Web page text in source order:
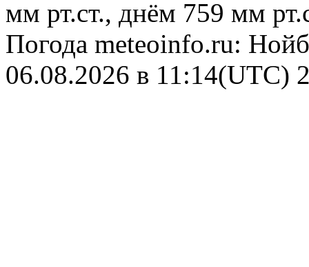
мм рт.ст., днём 759 мм
Погода meteoinfo.ru:
06.08.2026 в 11:14(UTC)